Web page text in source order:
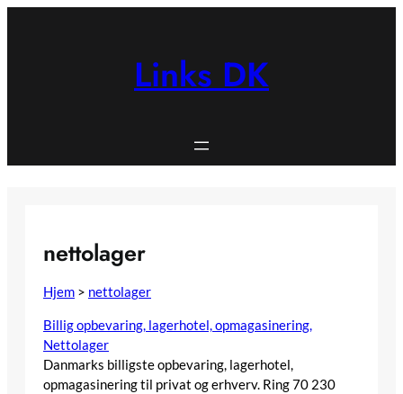
Links DK
nettolager
Hjem > nettolager
Billig opbevaring, lagerhotel, opmagasinering,
Nettolager
Danmarks billigste opbevaring, lagerhotel,
opmagasinering til privat og erhverv. Ring 70 230